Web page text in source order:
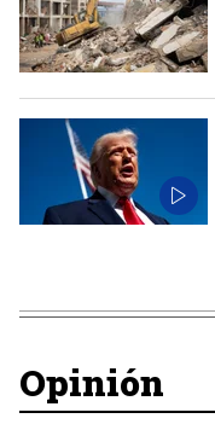
Opinión